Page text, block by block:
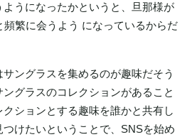
うになったかというと、旦那様が
繁に会うよう になっているからだ
ングラスを集めるのが趣味だそう
グラスのコレクションがあること
ションとする趣味を誰かと共有し
けたいということで、SNSを始め